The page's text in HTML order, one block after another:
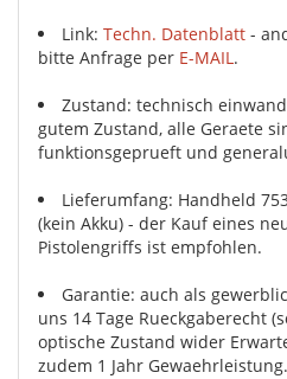
Link: Techn. Datenblatt -
bitte Anfrage per E-MAIL.
Zustand: technisch
gutem Zustand, alle Geraete
funktionsgeprueft und
Lieferumfang: Handheld
(kein Akku) - der Kauf eines
Pistolengriffs ist empfohlen.
Garantie: auch als
uns 14 Tage Rueckgaberecht
optische Zustand wider
zudem 1 Jahr Gewaehrleistung.